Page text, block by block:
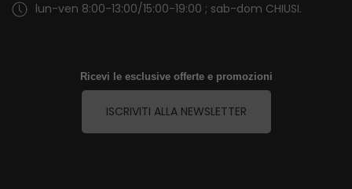
lun-ven 8:00-13:00/15:00-19:00 ; sab-dom CHIUSI.
Ricevi le esclusive offerte e promozioni
ISCRIVITI ALLA NEWSLETTER